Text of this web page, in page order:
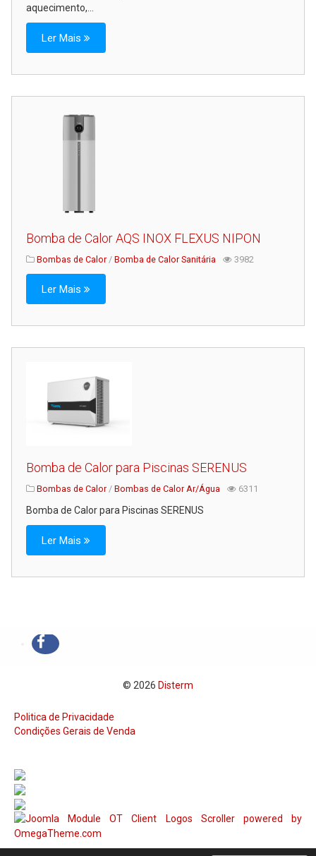
aquecimento,...
Ler Mais
Bomba de Calor AQS INOX FLEXUS NIPON
Bombas de Calor/ Bomba de Calor Sanitária 3982
Ler Mais
Bomba de Calor para Piscinas SERENUS
Bombas de Calor/ Bombas de Calor Ar/Água 6311
Bomba de Calor para Piscinas SERENUS
Ler Mais
© 2026 Disterm
Politica de Privacidade
Condições Gerais de Venda